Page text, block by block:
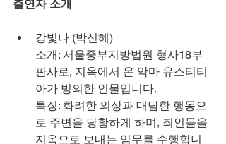
출연자 소개
강빛나 (박신혜)
소개: 서울중부지방법원 형사18부
판사로, 지옥에서 온 악마 유스티티
아가 빙의한 인물입니다.
특징: 화려한 의상과 대담한 행동으
로 주변을 당황하게 하며, 죄인들을
지옥으로 보내는 임무를 수행합니